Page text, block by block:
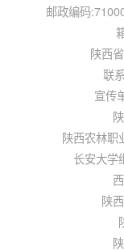
邮政编码
陕西
联
宣传
陕西农林职
长安大学
陕